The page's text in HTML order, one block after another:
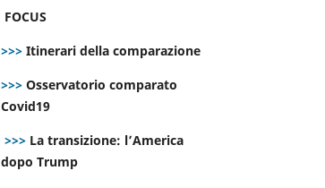
FOCUS
>>> Itinerari della comparazione
>>> Osservatorio comparato
Covid19
>>> La transizione: l’America
dopo Trump